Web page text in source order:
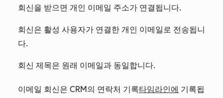
회신을 받으면 개인 이메일 주소가 연결됩니다.
회신은 활성 사용자가 연결한 개인 이메일로 전송됩니
다.
회신 제목은 원래 이메일과 동일합니다.
이메일 회신은 CRM의 연락처 기록타임라인에 기록됩